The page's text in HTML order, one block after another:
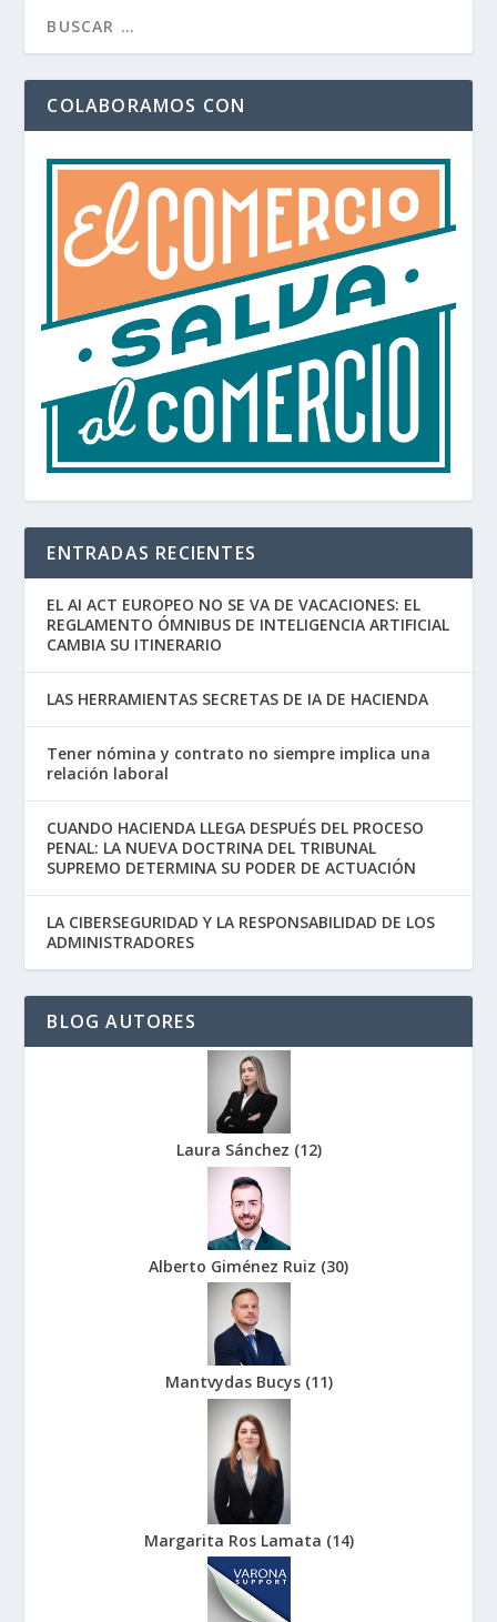
COLABORAMOS CON
ENTRADAS RECIENTES
EL AI ACT EUROPEO NO SE VA DE VACACIONES: EL
REGLAMENTO ÓMNIBUS DE INTELIGENCIA ARTIFICIAL
CAMBIA SU ITINERARIO
LAS HERRAMIENTAS SECRETAS DE IA DE HACIENDA
Tener nómina y contrato no siempre implica una
relación laboral
CUANDO HACIENDA LLEGA DESPUÉS DEL PROCESO
PENAL: LA NUEVA DOCTRINA DEL TRIBUNAL
SUPREMO DETERMINA SU PODER DE ACTUACIÓN
LA CIBERSEGURIDAD Y LA RESPONSABILIDAD DE LOS
ADMINISTRADORES
BLOG AUTORES
Laura Sánchez (12)
Alberto Giménez Ruiz (30)
Mantvydas Bucys (11)
Margarita Ros Lamata (14)